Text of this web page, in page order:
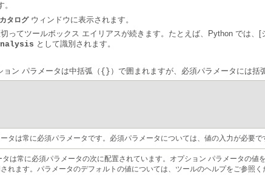
カタログウィンドウに表示されます。
ってツールボックス エイリアスが続きます。たとえば、Python では、
として識別されます。
ン パラメータは中括弧（ {} ）で囲まれますが、必須パラメータには括
タは常に必須パラメータです。必須パラメータについては、値の入力が必要で
れます。パラメータのデフォルトの値については、ツールのヘルプをご参照く